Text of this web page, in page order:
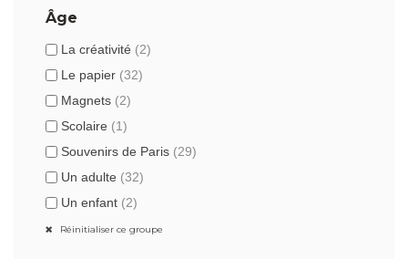
Âge
La créativité (2)
Le papier (32)
Magnets (2)
Scolaire (1)
Souvenirs de Paris (29)
Un adulte (32)
Un enfant (2)
Réinitialiser ce groupe